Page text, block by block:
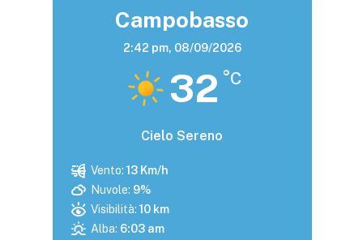
Campobasso
2:42 pm, 08/09/2026
32 °C
Cielo Sereno
Vento: 13 Km/h
Nuvole: 9%
Visibilità: 10 km
Alba: 6:03 am